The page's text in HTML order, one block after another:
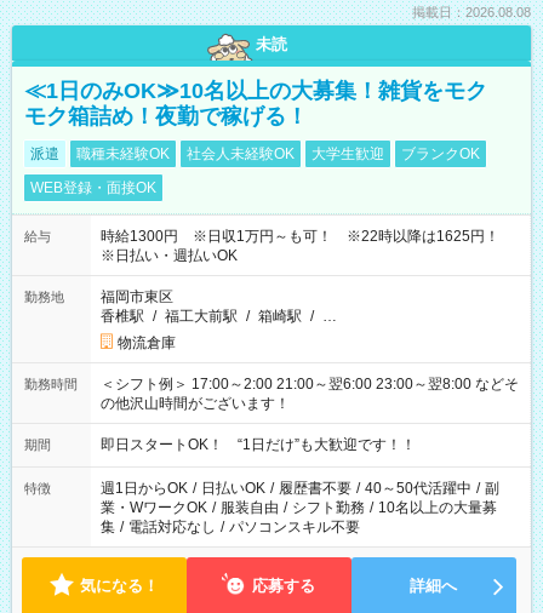
掲載日：2026.08.08
未読
≪1日のみOK≫10名以上の大募集！雑貨をモク
モク箱詰め！夜勤で稼げる！
派遣 職種未経験OK 社会人未経験OK 大学生歓迎
ブランクOK
WEB登録・面接OK
給与
時給1300円 ※日収1万円～も可！ ※22時以降は1625円！
※日払い・週払いOK
勤務地
福岡市東区
香椎駅 / 福工大前駅 / 箱崎駅 / …
物流倉庫
勤務時間
＜シフト例＞ 17:00～2:00 21:00～翌6:00 23:00～翌8:00 などそ
の他沢山時間がございます！
期間 即日スタートOK！ “1日だけ”も大歓迎です！！
特徴 週1日からOK / 日払いOK / 履歴書不要 / 40～50代活躍中 / 副
業・WワークOK / 服装自由 / シフト勤務 / 10名以上の大量募
集 / 電話対応なし / パソコンスキル不要
気になる！ 応募する 詳細へ